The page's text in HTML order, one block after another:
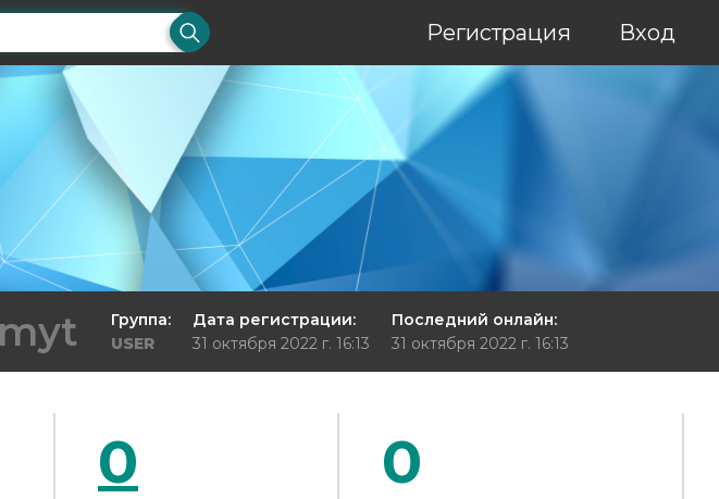
Регистрация Вход
Группа:
USER
Дата регистрации:
31 октября 2022 г. 16:13
Последний онлайн:
31 октября 2022 г. 16:13
0 0